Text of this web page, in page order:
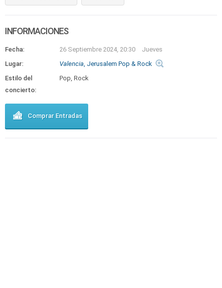
INFORMACIONES
Fecha: 26 Septiembre 2024, 20:30
Jueves
Lugar:
Valencia, Jerusalem Pop & Rock
Estilo del
concierto:
Pop, Rock
Comprar Entradas